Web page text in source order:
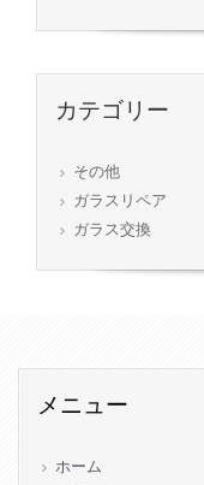
カテゴリー
その他
ガラスリペア
ガラス交換
メニュー
ホーム